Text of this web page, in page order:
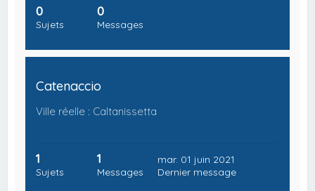
0
Sujets
0
Messages
Catenaccio
Ville réelle : Caltanissetta
1
Sujets
1
Messages
mar. 01 juin 2021
Dernier message